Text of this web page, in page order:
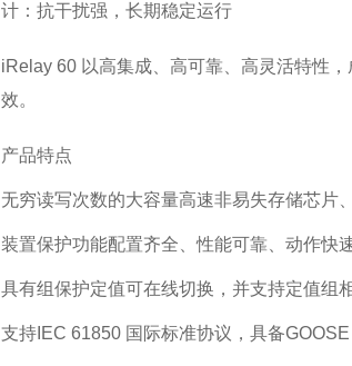
计：抗干扰强，长期稳定运行
iRelay 60 以高集成、高可靠、高灵活特性
效。
产品特点
无穷读写次数的大容量高速非易失存储芯片
装置保护功能配置齐全、性能可靠、动作快
具有组保护定值可在线切换，并支持定值组
支持IEC 61850 国际标准协议，具备